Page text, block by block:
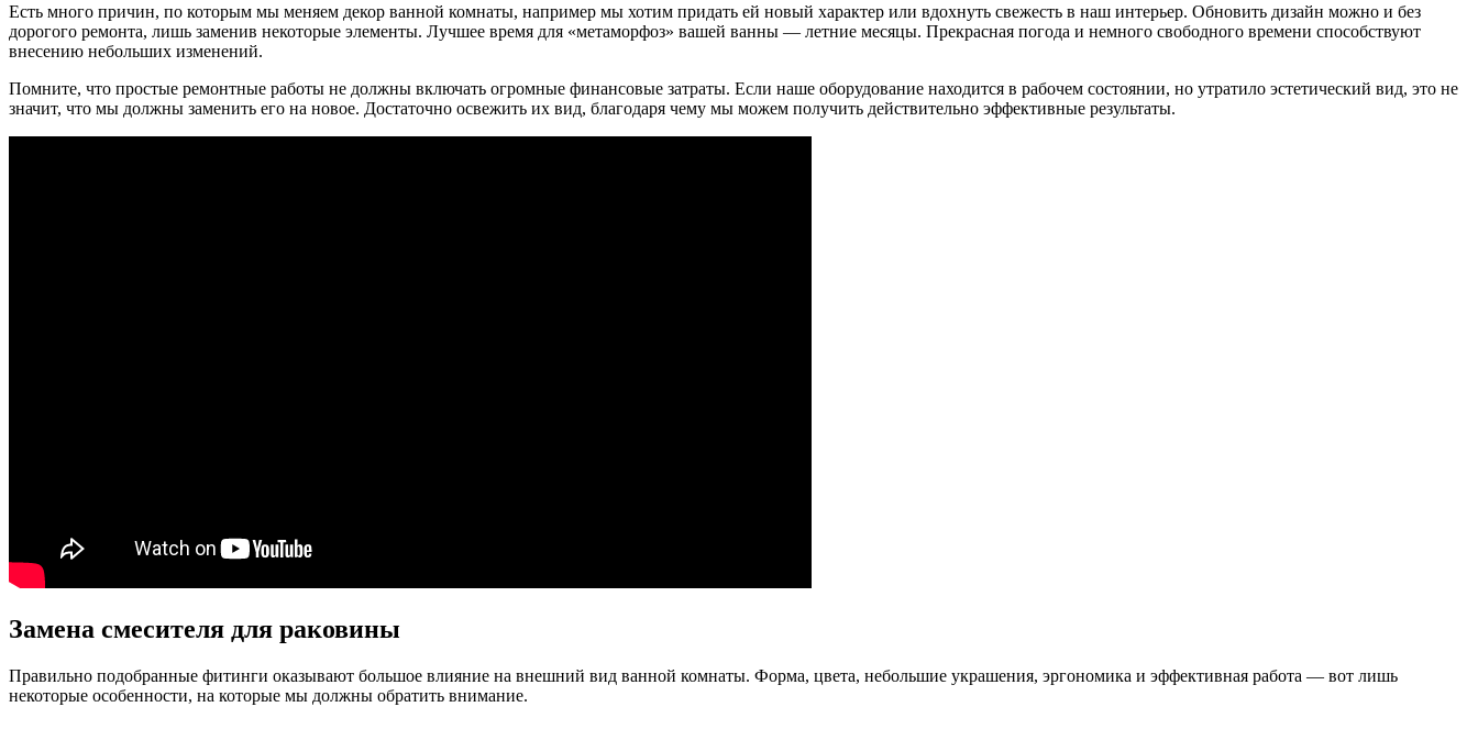
Есть много причин, по которым мы меняем декор ванной комнаты, например мы хотим придать ей новый характер или вдохнуть свежесть в наш интерьер. Обновить дизайн можно и без
дорогого ремонта, лишь заменив некоторые элементы. Лучшее время для «метаморфоз» вашей ванны — летние месяцы. Прекрасная погода и немного свободного времени способствуют
внесению небольших изменений.
Помните, что простые ремонтные работы не должны включать огромные финансовые затраты. Если наше оборудование находится в рабочем состоянии, но утратило эстетический вид, это не
значит, что мы должны заменить его на новое. Достаточно освежить их вид, благодаря чему мы можем получить действительно эффективные результаты.
Замена смесителя для раковины
Правильно подобранные фитинги оказывают большое влияние на внешний вид ванной комнаты. Форма, цвета, небольшие украшения, эргономика и эффективная работа — вот лишь
некоторые особенности, на которые мы должны обратить внимание.